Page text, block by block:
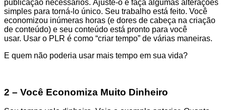
publicação necessários. Ajuste-o e faça algumas alterações
simples para torná-lo único. Seu trabalho está feito. Você
economizou inúmeras horas (e dores de cabeça na criação
de conteúdo) e seu conteúdo está pronto para você
usar. Usar o PLR é como “criar tempo” de várias maneiras.
E quem não poderia usar mais tempo em sua vida?
2 – Você Economiza Muito Dinheiro